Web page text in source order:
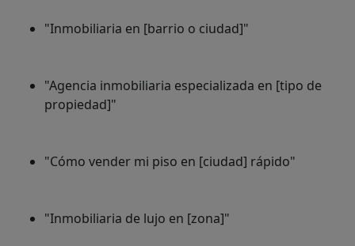
"Inmobiliaria en [barrio o ciudad]"
"Agencia inmobiliaria especializada en [tipo de
propiedad]"
"Cómo vender mi piso en [ciudad] rápido"
"Inmobiliaria de lujo en [zona]"